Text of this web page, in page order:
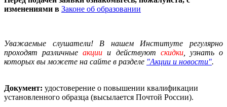
изменениями в Законе об образовании
Уважаемые слушатели! В нашем Институте регулярно
проходят различныеакции и действуют скидки, узнать о
которых вы можете на сайте в разделе "Акции и новости".
Документ: удостоверение о повышении квалификации
установленного образца (высылается Почтой России).